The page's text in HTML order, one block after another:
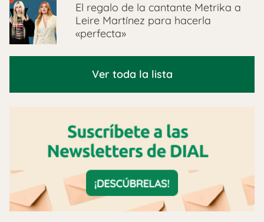
El regalo de la cantante Metrika a
Leire Martínez para hacerla
«perfecta»
Ver toda la lista